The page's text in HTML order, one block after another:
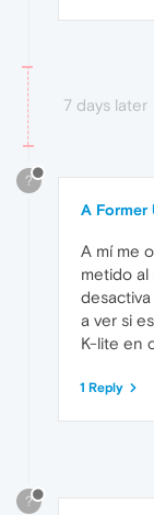
7 days later
?
A Former
A mí me
metido
a ver si
K-lite en
1 Reply
?